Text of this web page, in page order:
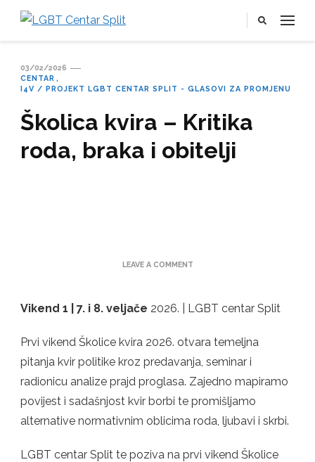
03/02/2026
CENTAR
I4V / PROJEKT LGBT CENTAR SPLIT - GLASOVI ZA PROMJENU
Školica kvira – Kritika
roda, braka i obitelji
LEAVE A COMMENTON
KRITIKA
BRAKA
OBITELJI
Vikend 1 | 7. i 8. veljače 2026. | LGBT centar Split
Prvi vikend Školice kvira 2026. otvara temeljna
pitanja kvir politike kroz predavanja, seminar i
radionicu analize prajd proglasa. Zajedno mapiramo
povijest i sadašnjost kvir borbi te promišljamo
alternative normativnim oblicima roda, ljubavi i skrbi.
LGBT centar Split te poziva na prvi vikend Školice